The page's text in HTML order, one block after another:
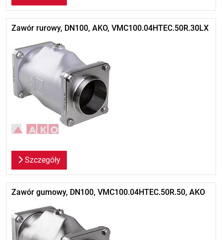
Zawór rurowy, DN100, AKO, VMC100.04HTEC.50R.30LX
Szczegóły
Zawór gumowy, DN100, VMC100.04HTEC.50R.50, AKO